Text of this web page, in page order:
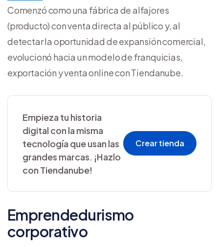
Comenzó como una fábrica de alfajores
(producto) con venta directa al público y, al
detectar la oportunidad de expansión comercial,
evolucionó hacia un modelo de franquicias,
exportación y venta online con Tiendanube.
Empieza tu historia
digital con la misma
tecnología que usan las
grandes marcas. ¡Hazlo
con Tiendanube!
Crear tienda
Emprendedurismo
corporativo